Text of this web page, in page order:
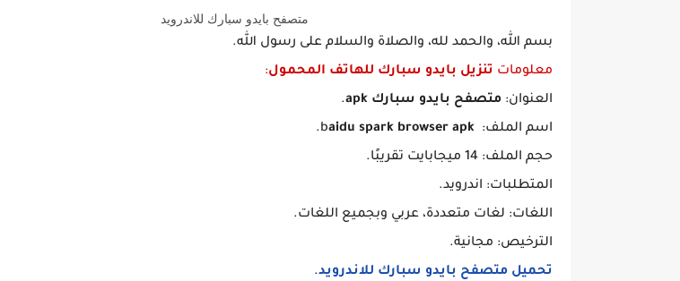
متصفح بايدو سبارك للاندرويد
بسم الله، والحمد لله، والصلاة والسلام على رسول الله.
معلومات تنزيل بايدو سبارك للهاتف المحمول:
العنوان: متصفح بايدو سبارك apk
.
اسم الملف: b aidu spark browser apk
.
حجم الملف: 14 ميجابايت تقريبًا.
المتطلبات: اندرويد.
اللغات: لغات متعددة، عربي وبجميع اللغات.
الترخيص: مجانية.
تحميل متصفح بايدو سبارك للاندرويد.